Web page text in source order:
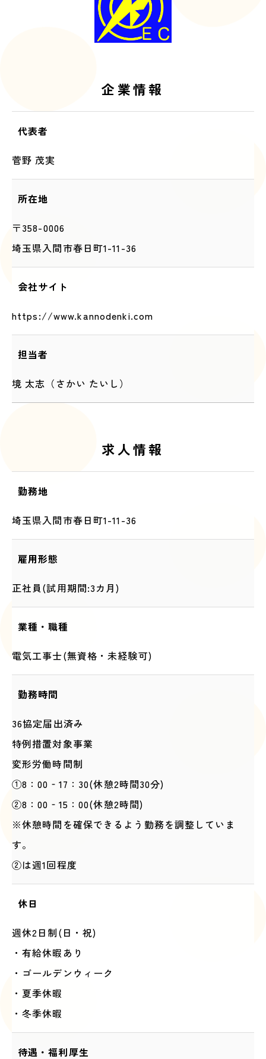
企業情報
代表者
菅野 茂実
所在地
〒358-0006
埼玉県入間市春日町1-11-36
会社サイト
https://www.kannodenki.com
担当者
境 太志（さかい たいし）
求人情報
勤務地
埼玉県入間市春日町1-11-36
雇用形態
正社員(試用期間:3カ月)
業種・職種
電気工事士(無資格・未経験可)
勤務時間
36協定届出済み
特例措置対象事業
変形労働時間制
①8：00‐17：30(休憩2時間30分)
②8：00‐15：00(休憩2時間)
※休憩時間を確保できるよう勤務を調整していま
す。
②は週1回程度
休日
週休2日制(日・祝)
・有給休暇あり
・ゴールデンウィーク
・夏季休暇
・冬季休暇
待遇・福利厚生